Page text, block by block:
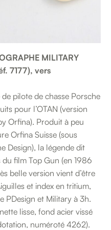
MILITARY
7177), vers
pilote de chasse Porsche
pour l’OTAN (version
Orfina). Produit à peu
Orfina Suisse (sous
Design), la légende dit
film Top Gun (en 1986
belle version vient d’être
et index en tritium,
et Military à 3h.
lisse, fond acier vissé
numéroté 4262).